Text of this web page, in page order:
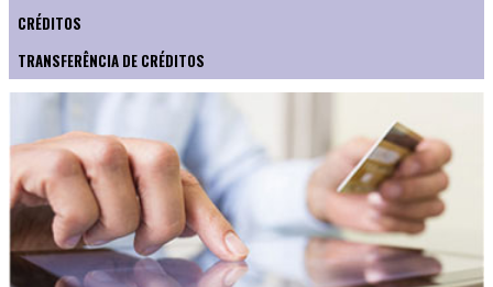
CRÉDITOS
TRANSFERÊNCIA DE CRÉDITOS